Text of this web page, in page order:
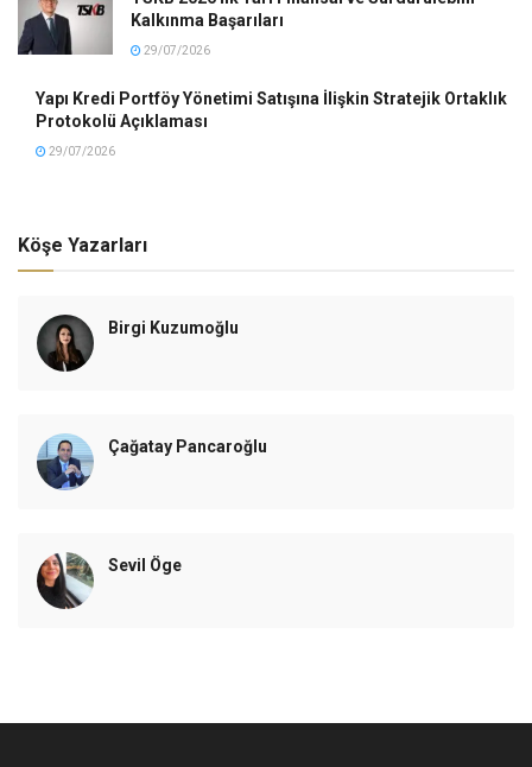
Kalkınma Başarıları
29/07/2026
Yapı Kredi Portföy Yönetimi Satışına İlişkin Stratejik Ortaklık
Protokolü Açıklaması
29/07/2026
Köşe Yazarları
Birgi Kuzumoğlu
Çağatay Pancaroğlu
Sevil Öge